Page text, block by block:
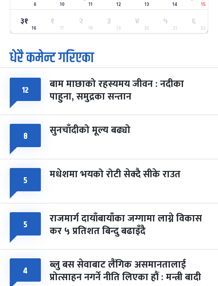
२५
मंगल
ग्याल्पो ल्होसार
फाल्गुन २५, २०८३ Mar 9, 2027
७ महिना बाँकी
७
आइत
पूर्णिमा व्रत
चैत्र ७, २०८३-Mar 21, 2027
८
सोम
फागुपूर्णिमा
चैत्र ८, २०८३-Mar 22, 2027
७ महिना बाँकी
9 10 11 12 13 14 15
३१
16
१
17
२
18
३
19
४
20
५
21
६
22
धेरै कमेन्ट गरिएका
१२ बाम माछाको रहस्यमय जीवन : नदीका
पाहुना, समुद्रका सन्तान
८ सुनचाँदीको मूल्य बढ्यो
५ मधेशमा भयको रोटी सेक्दै सीके राउत
५ राजमार्ग दायाँबायाँका जग्गामा लाग्ने विकास
कर ५ प्रतिशत बिन्दु बढाइँदै
४ ब्लु बस सेवाबाट लैंगिक असमानतालाई
प्रोत्साहन नगर्ने नीति लिएका हौं : मन्त्री बादी